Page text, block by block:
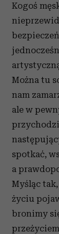
Kogoś
Można tu
nam
ale w
przychodzi
spotkać,
a
Myśląc
życiu
bronimy